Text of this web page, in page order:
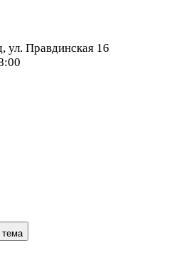
ул. Правдинская 16
тема